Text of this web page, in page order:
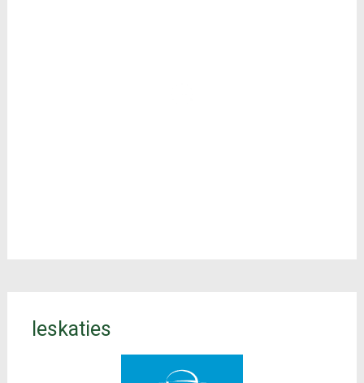
Ieskaties